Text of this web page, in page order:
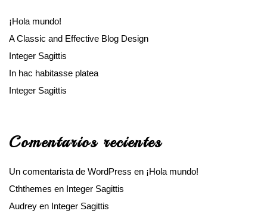
¡Hola mundo!
A Classic and Effective Blog Design
Integer Sagittis
In hac habitasse platea
Integer Sagittis
Comentarios recientes
Un comentarista de WordPress en ¡Hola mundo!
Cththemes en Integer Sagittis
Audrey en Integer Sagittis